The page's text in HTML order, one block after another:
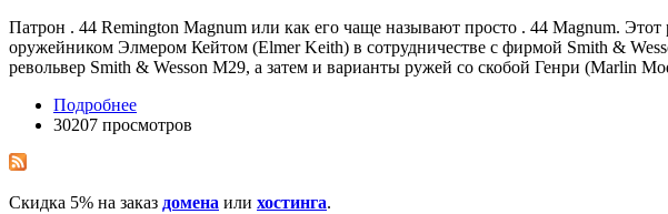
Патрон . 44 Remington Magnum или как его чаще называют просто . 44 Magnum.
оружейником Элмером Кейтом (Elmer Keith) в сотрудничестве с фирмой Smith &
револьвер Smith & Wesson М29, а затем и варианты ружей со скобой Генри (Marlin
Подробнее
30207 просмотров
Скидка 5% на заказ домена или хостинга.